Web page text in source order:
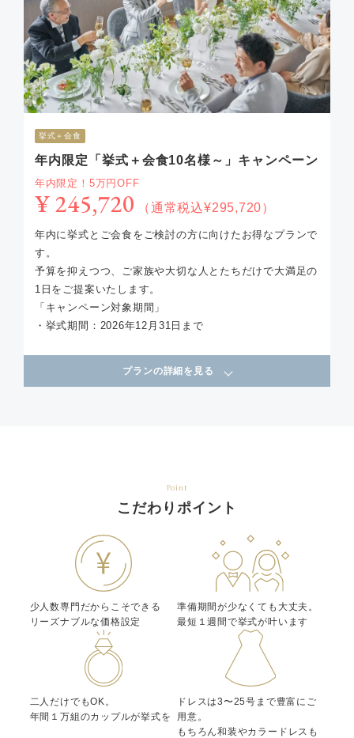
挙式＋会食
年内限定「挙式＋会食10名様～」キャンペーン
年内限定！5万円OFF
¥ 245,720 （通常税込¥295,720）
年内に挙式とご会食をご検討の方に向けたお得なプランで
す。
予算を抑えつつ、ご家族や大切な人とたちだけで大満足の
1日をご提案いたします。
「キャンペーン対象期間」
・挙式期間：2026年12月31日まで
プランの詳細を見る
Point
こだわりポイント
少人数専門だからこそできる
リーズナブルな価格設定
準備期間が少なくても大丈夫。
最短１週間で挙式が叶います
二人だけでもOK。
年間１万組のカップルが挙式を
ドレスは3〜25号まで豊富にご
用意。
もちろん和装やカラードレスも